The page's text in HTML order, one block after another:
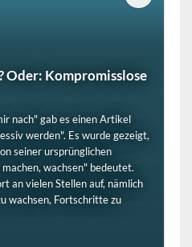
Oder: Kompromisslose
nach" gab es einen Artikel
werden". Es wurde gezeigt,
seiner ursprünglichen
wachsen" bedeutet.
an vielen Stellen auf, nämlich
wachsen, Fortschritte zu